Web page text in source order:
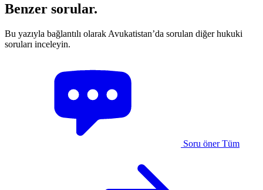
Benzer sorular.
Bu yazıyla bağlantılı olarak Avukatistan’da sorulan diğer hukuki
soruları inceleyin.
Soru öner Tüm